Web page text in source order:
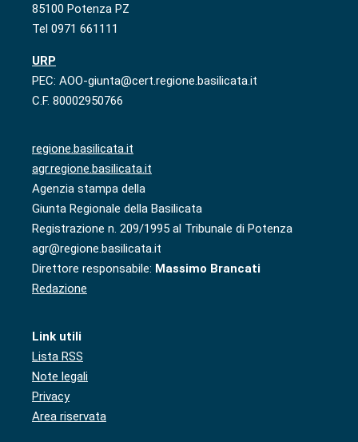
85100 Potenza PZ
Tel 0971 661111
URP
PEC: AOO-giunta@cert.regione.basilicata.it
C.F. 80002950766
regione.basilicata.it
agr.regione.basilicata.it
Agenzia stampa della
Giunta Regionale della Basilicata
Registrazione n. 209/1995 al Tribunale di Potenza
agr@regione.basilicata.it
Direttore responsabile: Massimo Brancati
Redazione
Link utili
Lista RSS
Note legali
Privacy
Area riservata